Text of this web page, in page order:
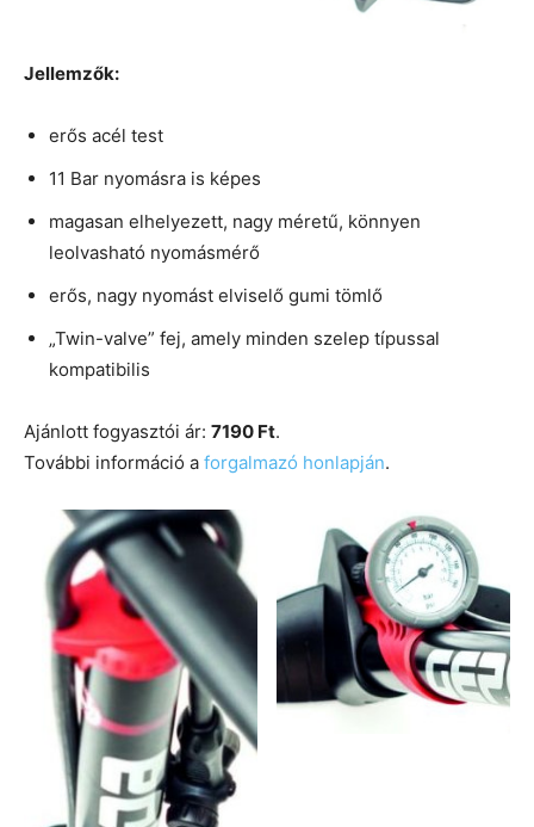
Jellemzők:
erős acél test
11 Bar nyomásra is képes
magasan elhelyezett, nagy méretű, könnyen
leolvasható nyomásmérő
erős, nagy nyomást elviselő gumi tömlő
„Twin-valve” fej, amely minden szelep típussal
kompatibilis
Ajánlott fogyasztói ár: 7190 Ft.
További információ a forgalmazó honlapján.